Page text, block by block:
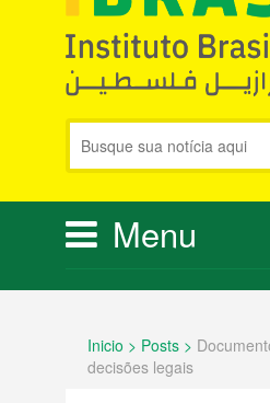
Menu
SOBRE NÓS
Inicio > Posts >
decisões legais